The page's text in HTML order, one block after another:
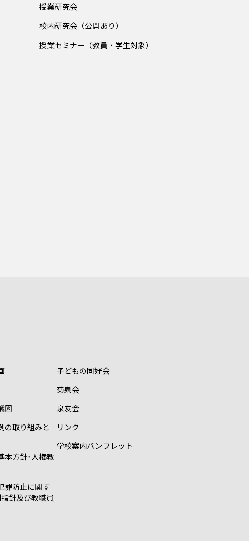
授業研究会
校内研究会（公開あり）
授業セミナー（教員・学生対象）
図
の取り組みと
本方針･人権教
罪防止に関す
針及び教職員
子どもの同好会
菊泉会
泉友会
リンク
学校案内パンフレット